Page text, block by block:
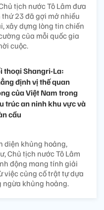
tịch nước Tô Lâm đưa
23 đã gợi mở nhiều
xây dựng lòng tin chiến
của mỗi quốc gia
cuộc.
thoại Shangri-La:
định vị thế quan
của Việt Nam trong
trúc an ninh khu vực và
cầu
diện khủng hoảng,
Chủ tịch nước Tô Lâm
động mang tính giải
việc củng cố trật tự dựa
ngừa khủng hoảng.